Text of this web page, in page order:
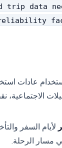
trip data
عادات
الاجتماعية،
لأيام السفر
مسار الرحلة.